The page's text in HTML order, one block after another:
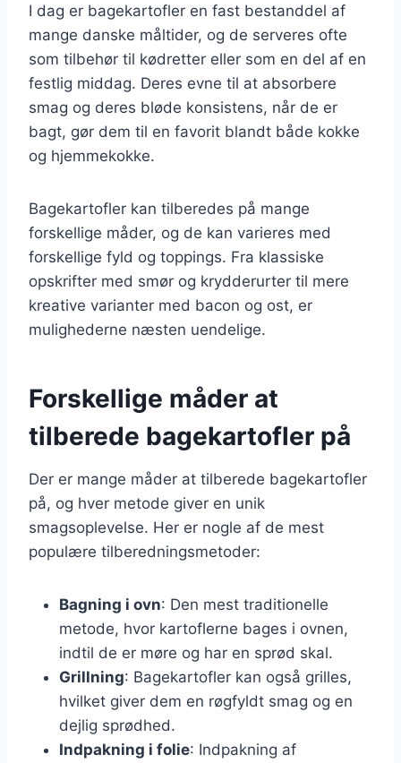
I dag er bagekartofler en fast bestanddel af
mange danske måltider, og de serveres ofte
som tilbehør til kødretter eller som en del af en
festlig middag. Deres evne til at absorbere
smag og deres bløde konsistens, når de er
bagt, gør dem til en favorit blandt både kokke
og hjemmekokke.
Bagekartofler kan tilberedes på mange
forskellige måder, og de kan varieres med
forskellige fyld og toppings. Fra klassiske
opskrifter med smør og krydderurter til mere
kreative varianter med bacon og ost, er
mulighederne næsten uendelige.
Forskellige måder at
tilberede bagekartofler på
Der er mange måder at tilberede bagekartofler
på, og hver metode giver en unik
smagsoplevelse. Her er nogle af de mest
populære tilberedningsmetoder:
Bagning i ovn: Den mest traditionelle
metode, hvor kartoflerne bages i ovnen,
indtil de er møre og har en sprød skal.
Grillning: Bagekartofler kan også grilles,
hvilket giver dem en røgfyldt smag og en
dejlig sprødhed.
Indpakning i folie: Indpakning af